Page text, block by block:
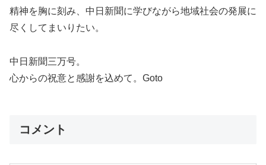
精神を胸に刻み、中日新聞に学びながら地域社会の発展に
尽くしてまいりたい。
中日新聞三万号。
心からの祝意と感謝を込めて。Goto
コメント